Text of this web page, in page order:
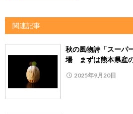
関連記事
秋の風物詩「スーパ
場 まずは熊本県産
2025年9月20日